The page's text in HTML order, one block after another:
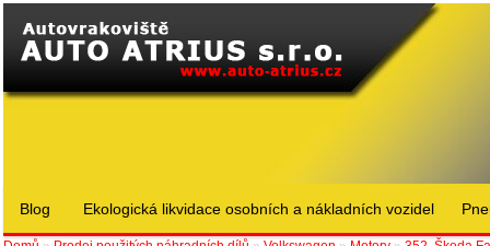
Blog Ekologická likvidace osobních a nákladních vozidel